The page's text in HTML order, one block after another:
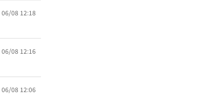
06/08 12:18
06/08 12:16
06/08 12:06